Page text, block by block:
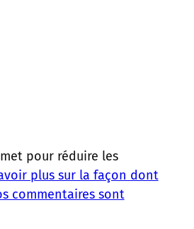
pour réduire les
plus sur la façon dont
commentaires sont